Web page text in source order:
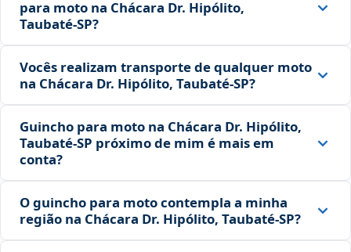
para moto na Chácara Dr. Hipólito,
Taubaté‑SP?
Vocês realizam transporte de qualquer moto
na Chácara Dr. Hipólito, Taubaté‑SP?
Guincho para moto na Chácara Dr. Hipólito,
Taubaté‑SP próximo de mim é mais em
conta?
O guincho para moto contempla a minha
região na Chácara Dr. Hipólito, Taubaté‑SP?